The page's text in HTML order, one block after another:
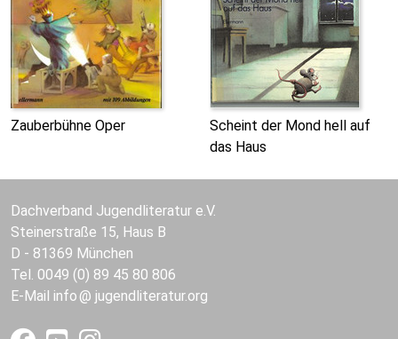
Zauberbühne Oper
Scheint der Mond hell auf
das Haus
Dachverband Jugendliteratur e.V.
Steinerstraße 15, Haus B
D - 81369 München
Tel. 0049 (0) 89 45 80 806
E-Mail info jugendliteratur.org